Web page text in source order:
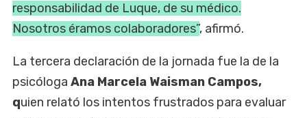
responsabilidad de Luque, de su médico.
Nosotros éramos colaboradores”, afirmó.
La tercera declaración de la jornada fue la de la
psicóloga Ana Marcela Waisman Campos,
quien relató los intentos frustrados para evaluar